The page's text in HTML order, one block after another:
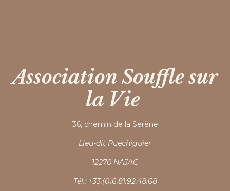
Association Souffle sur
la Vie
36, chemin de la Serène
Lieu-dit Puechiguier
12270 NAJAC
Tél.: +33.(0)6.81.92.48.68